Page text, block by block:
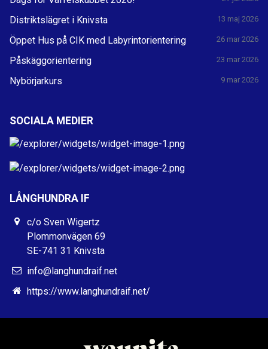
Distriktslägret i Knivsta 13 maj 2026
Öppet Hus på CIK med Labyrintorientering 26 mar 2026
Påskäggorientering 23 mar 2026
Nybörjarkurs 9 mar 2026
SOCIALA MEDIER
LÅNGHUNDRA IF
c/o Sven Wigertz
Plommonvägen 69
SE-741 31 Knivsta
info@langhundraif.net
https://www.langhundraif.net/